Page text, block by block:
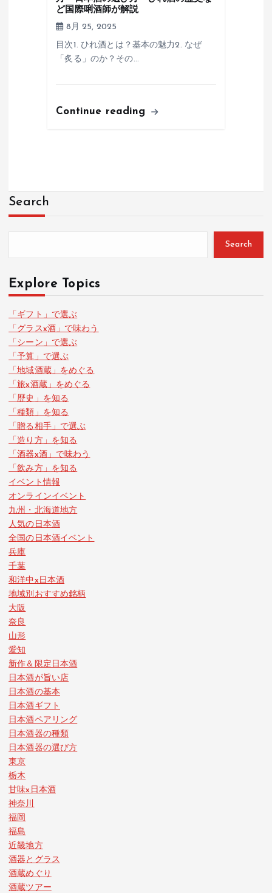
ど国際唎酒師が解説
8月 25, 2025
目次1. ひれ酒とは？基本の魅力2. なぜ
「炙る」のか？その…
Continue reading
Search
Search
Explore Topics
「ギフト」で選ぶ
「グラスx酒」で味わう
「シーン」で選ぶ
「予算」で選ぶ
「地域酒蔵」をめぐる
「旅x酒蔵」をめぐる
「歴史」を知る
「種類」を知る
「贈る相手」で選ぶ
「造り方」を知る
「酒器x酒」で味わう
「飲み方」を知る
イベント情報
オンラインイベント
九州・北海道地方
人気の日本酒
全国の日本酒イベント
兵庫
千葉
和洋中x日本酒
地域別おすすめ銘柄
大阪
奈良
山形
愛知
新作＆限定日本酒
日本酒が旨い店
日本酒の基本
日本酒ギフト
日本酒ペアリング
日本酒器の種類
日本酒器の選び方
東京
栃木
甘味x日本酒
神奈川
福岡
福島
近畿地方
酒器とグラス
酒蔵めぐり
酒蔵ツアー